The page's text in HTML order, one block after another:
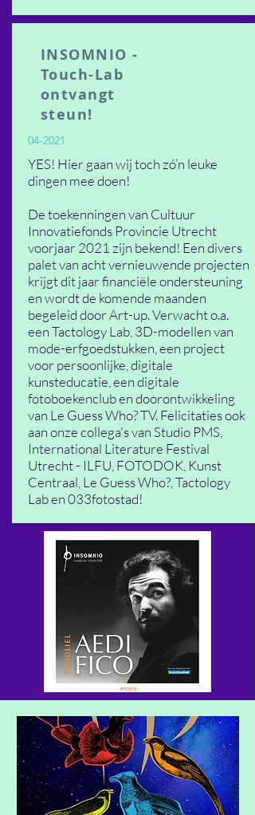
INSOMNIO -
Touch-Lab
ontvangt
steun!
04-2021
YES! Hier gaan wij toch zó’n leuke
dingen mee doen!
De toekenningen van Cultuur
Innovatiefonds Provincie Utrecht
voorjaar 2021 zijn bekend! Een divers
palet van acht vernieuwende projecten
krijgt dit jaar financiële ondersteuning
en wordt de komende maanden
begeleid door Art-up. Verwacht o.a.
een Tactology Lab, 3D-modellen van
mode-erfgoedstukken, een project
voor persoonlijke, digitale
kunsteducatie, een digitale
fotoboekenclub en doorontwikkeling
van Le Guess Who? TV. Felicitaties ook
aan onze collega's van Studio PMS,
International Literature Festival
Utrecht - ILFU, FOTODOK, Kunst
Centraal, Le Guess Who?, Tactology
Lab en 033fotostad!